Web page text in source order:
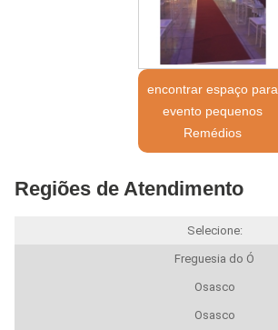
encontrar espaço para
evento pequenos
Remédios
Regiões de Atendimento
Selecione:
Freguesia do Ó
Osasco
Osasco